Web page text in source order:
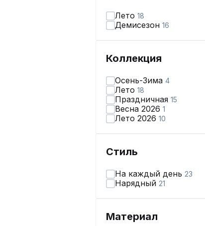
Лето 18
Демисезон 16
Коллекция
Осень-Зима 4
Лето 18
Праздничная 15
Весна 2026 1
Лето 2026 10
Стиль
На каждый день 23
Нарядный 21
Материал